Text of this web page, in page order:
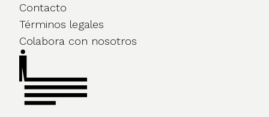
Contacto
Términos legales
Colabora con nosotros